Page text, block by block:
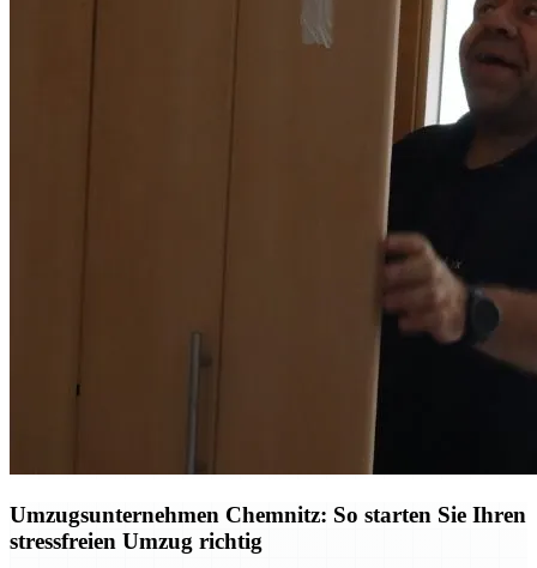
Umzugsunternehmen Chemnitz: So starten Sie Ihren
stressfreien Umzug richtig